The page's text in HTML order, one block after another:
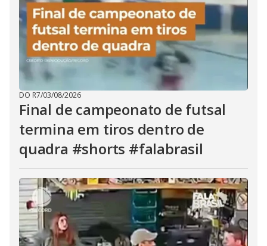
DO R7/03/08/2026
Final de campeonato de futsal
termina em tiros dentro de
quadra #shorts #falabrasil